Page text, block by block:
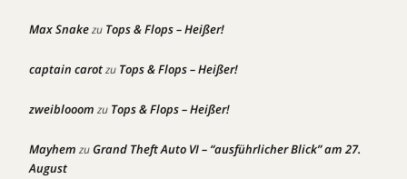
Max Snakezu Tops & Flops – Heißer!
captain carotzu Tops & Flops – Heißer!
zweiblooom zu Tops & Flops – Heißer!
Mayhem zuGrand Theft Auto VI – “ausführlicher Blick” am 27.
August